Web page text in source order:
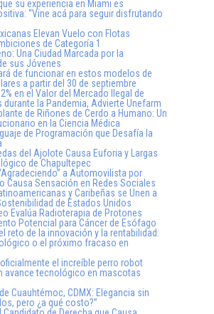
su experiencia en Miami es
“Vine acá para seguir disfrutando
Elevan Vuelo con Flotas
de Categoría 1
Una Ciudad Marcada por la
sus Jóvenes
de funcionar en estos modelos de
a partir del 30 de septiembre
en el Valor del Mercado Ilegal de
durante la Pandemia, Advierte Unefarm
de Riñones de Cerdo a Humano: Un
en la Ciencia Médica
de Programación que Desafía la
del Ajolote Causa Euforia y Largas
de Chapultepec
a Automovilista por
Causa Sensación en Redes Sociales
y Caribeñas se Unen a
de Estados Unidos
Evalúa Radioterapia de Protones
Potencial para Cáncer de Esófago
reto de la innovación y la rentabilidad:
o el próximo fracaso en
el increíble perro robot
avance tecnológico en mascotas
Cuauhtémoc, CDMX: Elegancia sin
pero ¿a qué costo?”